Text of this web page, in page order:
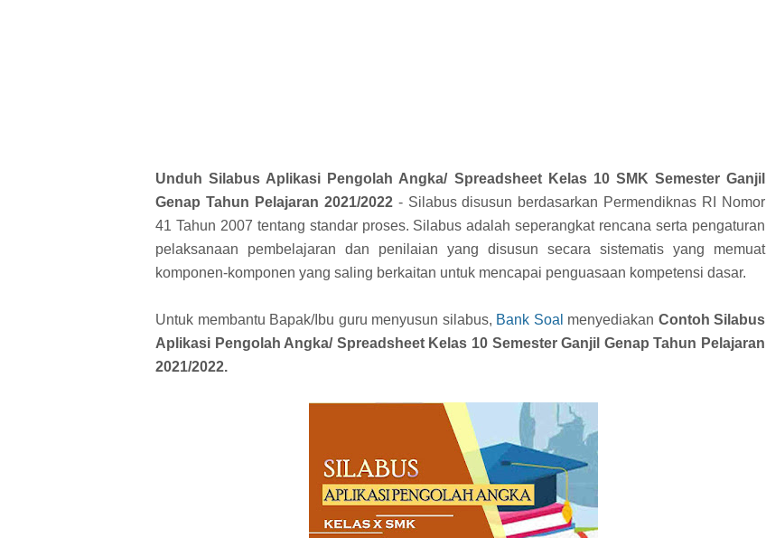
Unduh Silabus Aplikasi Pengolah Angka/ Spreadsheet Kelas 10 SMK Semester Ganjil
Genap Tahun Pelajaran 2021/2022- Silabus disusun berdasarkan Permendiknas RI Nomor
41 Tahun 2007 tentang standar proses. Silabus adalah seperangkat rencana serta pengaturan
pelaksanaan pembelajaran dan penilaian yang disusun secara sistematis yang memuat
komponen-komponen yang saling berkaitan untuk mencapai penguasaan kompetensi dasar.
Untuk membantu Bapak/Ibu guru menyusun silabus, Bank Soal menyediakan Contoh Silabus
Aplikasi Pengolah Angka/ Spreadsheet Kelas 10 Semester Ganjil Genap Tahun Pelajaran
2021/2022.